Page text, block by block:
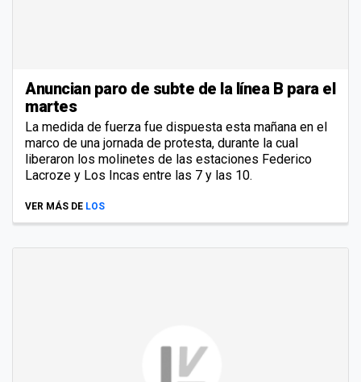
Anuncian paro de subte de la línea B para el
martes
La medida de fuerza fue dispuesta esta mañana en el
marco de una jornada de protesta, durante la cual
liberaron los molinetes de las estaciones Federico
Lacroze y Los Incas entre las 7 y las 10.
VER MÁS DE LOS